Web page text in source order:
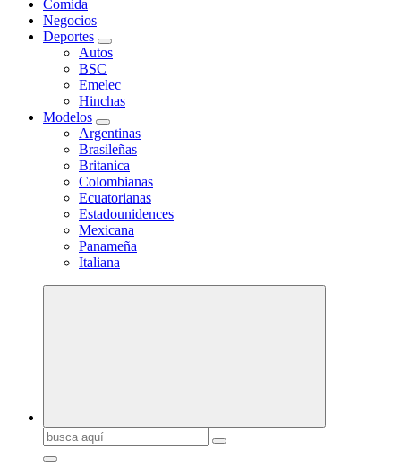
Comida
Negocios
Deportes
Autos
BSC
Emelec
Hinchas
Modelos
Argentinas
Brasileñas
Britanica
Colombianas
Ecuatorianas
Estadounidences
Mexicana
Panameña
Italiana
Buscar: